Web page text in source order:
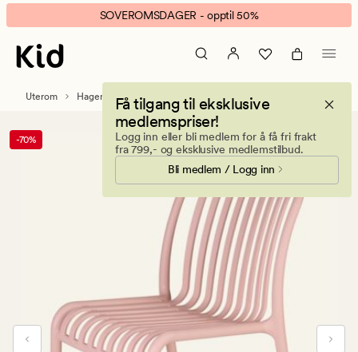
Vitalina
hagestol
pudderrosa
banner.
Klikk
ESCAPE
pause.
SOVEROMSDAGER - opptil 50%
Få tilgang til eksklusive
medlemspriser!
Logg inn eller bli medlem for å få fri frakt
fra 799,- og eksklusive medlemstilbud.
Bli medlem / Logg inn
Uterom Hagemøbler Hagestoler
-70%